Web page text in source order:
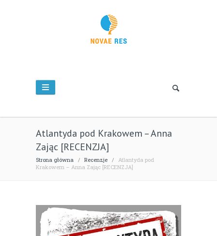
Atlantyda pod Krakowem – Anna
Zając [RECENZJA]
Strona główna / Recenzje / Atlantyda pod
Krakowem – Anna Zając [RECENZJA]